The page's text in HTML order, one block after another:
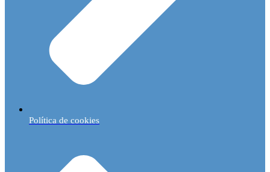
Política de cookies